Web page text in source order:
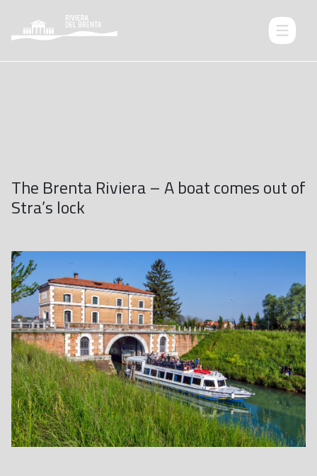
The Brenta Riviera – A boat comes out of
Stra’s lock